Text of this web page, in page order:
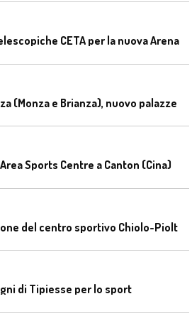
Sports Centre a Canton (Cina)
di Tipiesse per lo sport